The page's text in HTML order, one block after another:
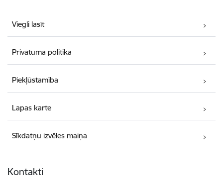
Viegli lasīt
Privātuma politika
Piekļūstamība
Lapas karte
Sīkdatņu izvēles maiņa
Kontakti